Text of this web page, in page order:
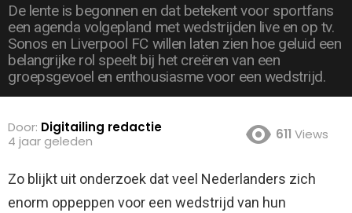
De lente is begonnen en dat betekent voor sportfans
een agenda volgepland met wedstrijden live en op tv.
Sonos en Liverpool FC willen laten zien hoe geluid een
belangrijke rol speelt bij het creëren van een
groepsgevoel en enthousiasme voor een wedstrijd.
Door: Digitailing redactie
4 jaar geleden
611 Views
Zo blijkt uit onderzoek dat veel Nederlanders zich
enorm oppeppen voor een wedstrijd van hun